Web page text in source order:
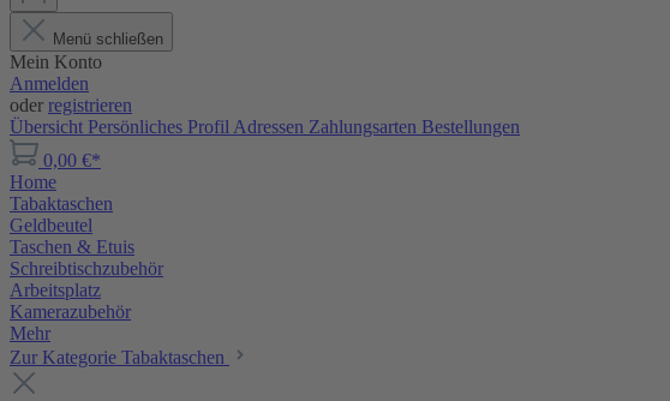
Menü schließen
Mein Konto
Anmelden
oder registrieren
Übersicht Persönliches Profil Adressen Zahlungsarten Bestellungen
0,00 €*
Home
Tabaktaschen
Geldbeutel
Taschen & Etuis
Schreibtischzubehör
Arbeitsplatz
Kamerazubehör
Mehr
Zur Kategorie Tabaktaschen